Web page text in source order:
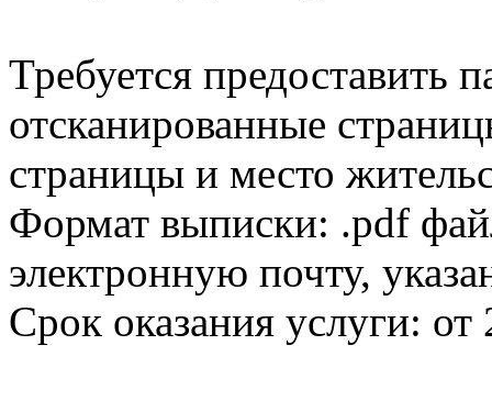
Требуется предоставить
отсканированные
страницы и место
Формат выписки: .pdf
электронную почту,
Срок оказания услуги: от